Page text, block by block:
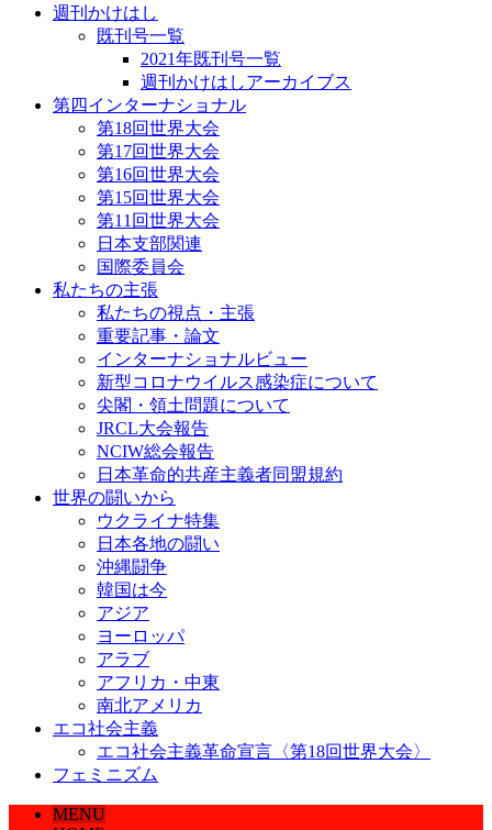
週刊かけはし
既刊号一覧
2021年既刊号一覧
週刊かけはしアーカイブス
第四インターナショナル
第18回世界大会
第17回世界大会
第16回世界大会
第15回世界大会
第11回世界大会
日本支部関連
国際委員会
私たちの主張
私たちの視点・主張
重要記事・論文
インターナショナルビュー
新型コロナウイルス感染症について
尖閣・領土問題について
JRCL大会報告
NCIW総会報告
日本革命的共産主義者同盟規約
世界の闘いから
ウクライナ特集
日本各地の闘い
沖縄闘争
韓国は今
アジア
ヨーロッパ
アラブ
アフリカ・中東
南北アメリカ
エコ社会主義
エコ社会主義革命宣言〈第18回世界大会〉
フェミニズム
MENU